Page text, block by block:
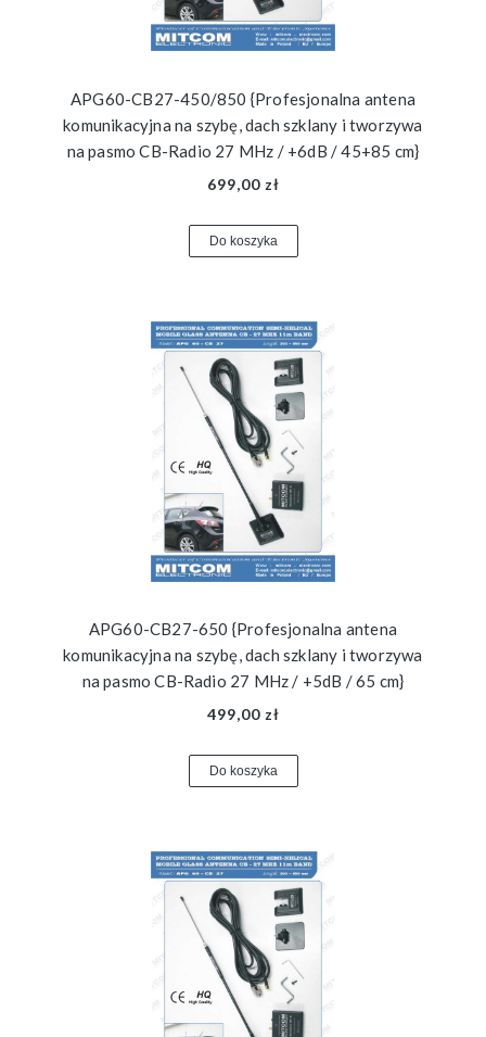
APG60-CB27-450/850 {Profesjonalna antena
komunikacyjna na szybę, dach szklany i tworzywa
na pasmo CB-Radio 27 MHz / +6dB / 45+85 cm}
699,00 zł
Do koszyka
APG60-CB27-650 {Profesjonalna antena
komunikacyjna na szybę, dach szklany i tworzywa
na pasmo CB-Radio 27 MHz / +5dB / 65 cm}
499,00 zł
Do koszyka